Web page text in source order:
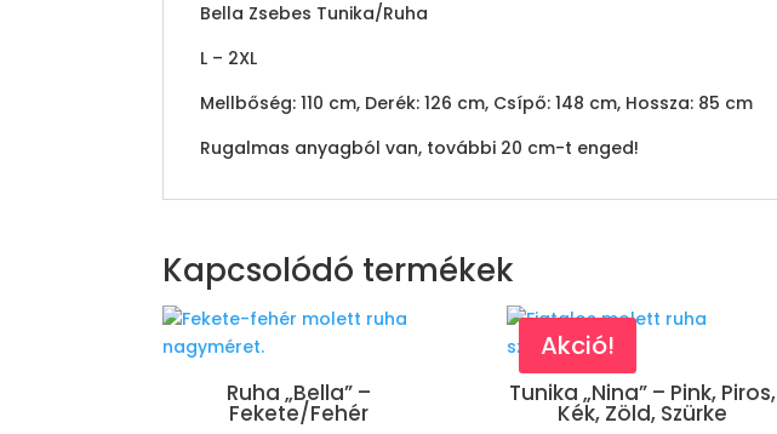
Bella Zsebes Tunika/Ruha
L – 2XL
Mellbőség: 110 cm, Derék: 126 cm, Csípő: 148 cm, Hossza: 85 cm
Rugalmas anyagból van, további 20 cm-t enged!
Kapcsolódó termékek
Ruha „Bella” –
Fekete/Fehér
Akció!
Tunika „Nina” – Pink, Piros,
Kék, Zöld, Szürke